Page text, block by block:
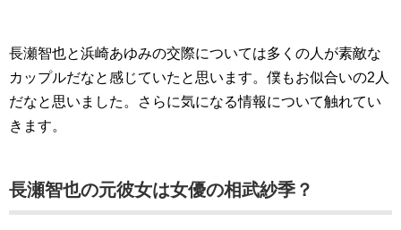
長瀬智也と浜崎あゆみの交際については多くの人が素敵な
カップルだなと感じていたと思います。僕もお似合いの2人
だなと思いました。さらに気になる情報について触れてい
きます。
長瀬智也の元彼女は女優の相武紗季？